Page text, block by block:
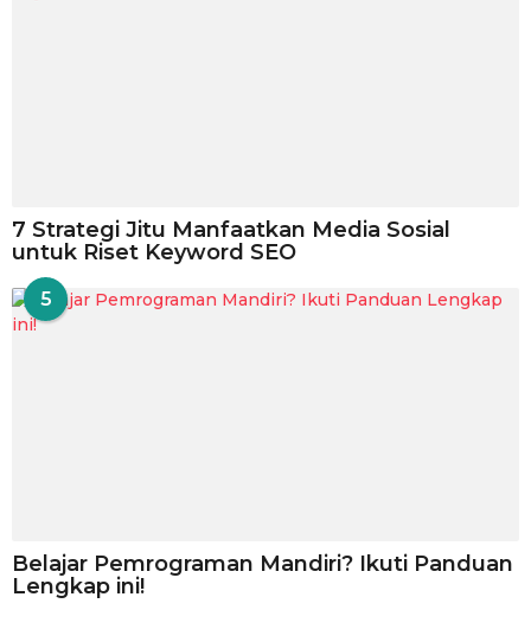
7 Strategi Jitu Manfaatkan Media Sosial
untuk Riset Keyword SEO
5
Belajar Pemrograman Mandiri? Ikuti Panduan
Lengkap ini!